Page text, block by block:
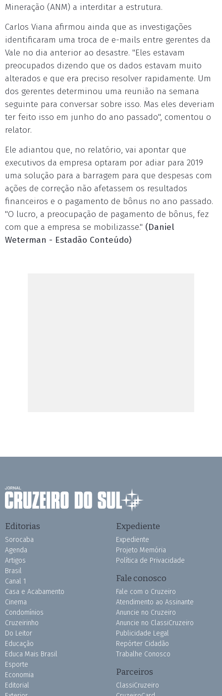
Mineração (ANM) a interditar a estrutura.
Carlos Viana afirmou ainda que as investigações
identificaram uma troca de e-mails entre gerentes da
Vale no dia anterior ao desastre. "Eles estavam
preocupados dizendo que os dados estavam muito
alterados e que era preciso resolver rapidamente. Um
dos gerentes determinou uma reunião na semana
seguinte para conversar sobre isso. Mas eles deveriam
ter feito isso em junho do ano passado", comentou o
relator.
Ele adiantou que, no relatório, vai apontar que
executivos da empresa optaram por adiar para 2019
uma solução para a barragem para que despesas com
ações de correção não afetassem os resultados
financeiros e o pagamento de bônus no ano passado.
"O lucro, a preocupação de pagamento de bônus, fez
com que a empresa se mobilizasse." (Daniel
Weterman - Estadão Conteúdo)
Editorias
Sorocaba
Agenda
Artigos
Brasil
Canal 1
Casa e Acabamento
Cinema
Condomínios
Cruzeirinho
Do Leitor
Educação
Educa Mais Brasil
Esporte
Economia
Editorial
Expediente
Expediente
Projeto Memória
Política de Privacidade
Fale conosco
Fale com o Cruzeiro
Atendimento ao Assinante
Anuncie no Cruzeiro
Anuncie no ClassiCruzeiro
Publicidade Legal
Repórter Cidadão
Trabalhe Conosco
Parceiros
ClassiCruzeiro